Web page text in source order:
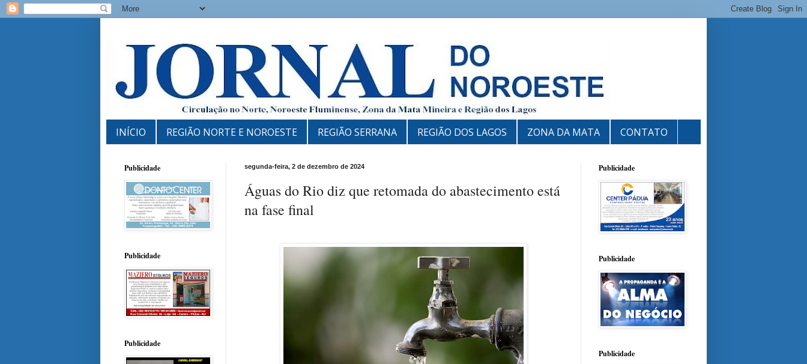
INÍCIO REGIÃO NORTE E NOROESTE REGIÃO SERRANA REGIÃO DOS LAGOS ZONA DA MATA CONTATO
segunda-feira, 2 de dezembro de 2024
Águas do Rio diz que retomada do abastecimento está
na fase final
Publicidade
Publicidade
Publicidade
Publicidade
Publicidade
Publicidade